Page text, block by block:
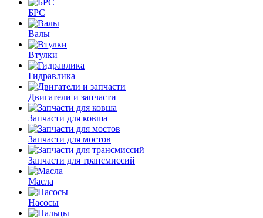
БРС
Валы
Втулки
Гидравлика
Двигатели и запчасти
Запчасти для ковша
Запчасти для мостов
Запчасти для трансмиссий
Масла
Насосы